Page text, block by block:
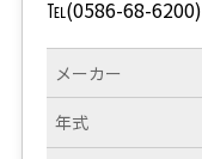
℡(0586-68-6200)
メーカー
年式